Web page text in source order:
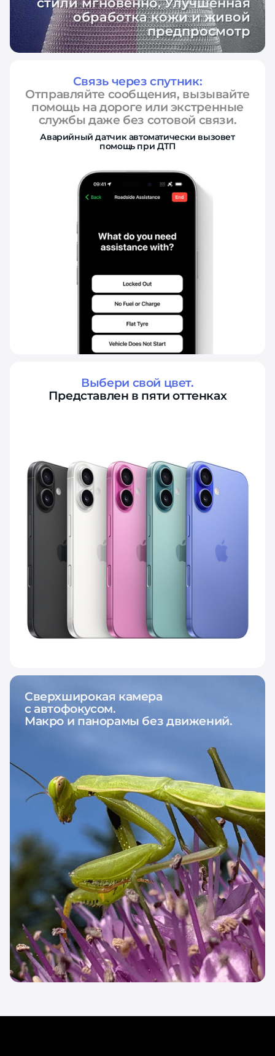
обработка кожи и живой
предпросмотр
Связь через спутник:
Отправляйте сообщения, вызывайте
помощь на дороге или экстренные
службы даже без сотовой связи.
Аварийный датчик автоматически вызовет
помощь при ДТП
Выбери свой цвет.
Представлен в пяти оттенках
Сверхширокая камера
с автофокусом.
Макро и панорамы без движений.